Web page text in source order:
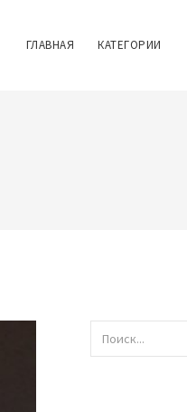
ГЛАВНАЯ КАТЕГОРИИ